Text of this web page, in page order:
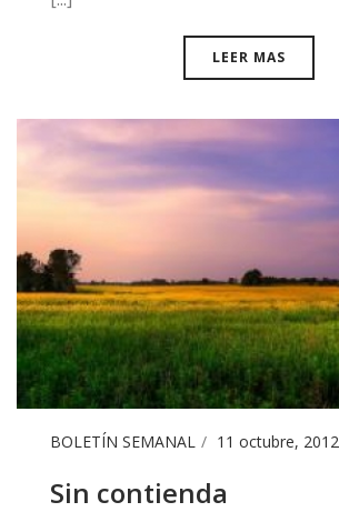
LEER MAS
BOLETÍN SEMANAL 11 octubre, 2012
Sin contienda